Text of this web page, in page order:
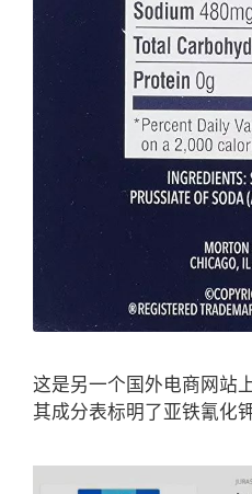
这是另一个国外电商网站
其成分表标明了亚铁氰化钾